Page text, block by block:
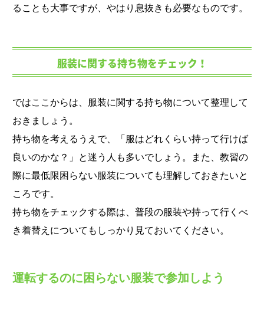
ることも大事ですが、やはり息抜きも必要なものです。
服装に関する持ち物をチェック！
ではここからは、服装に関する持ち物について整理して
おきましょう。
持ち物を考えるうえで、「服はどれくらい持って行けば
良いのかな？」と迷う人も多いでしょう。また、教習の
際に最低限困らない服装についても理解しておきたいと
ころです。
持ち物をチェックする際は、普段の服装や持って行くべ
き着替えについてもしっかり見ておいてください。
運転するのに困らない服装で参加しよう